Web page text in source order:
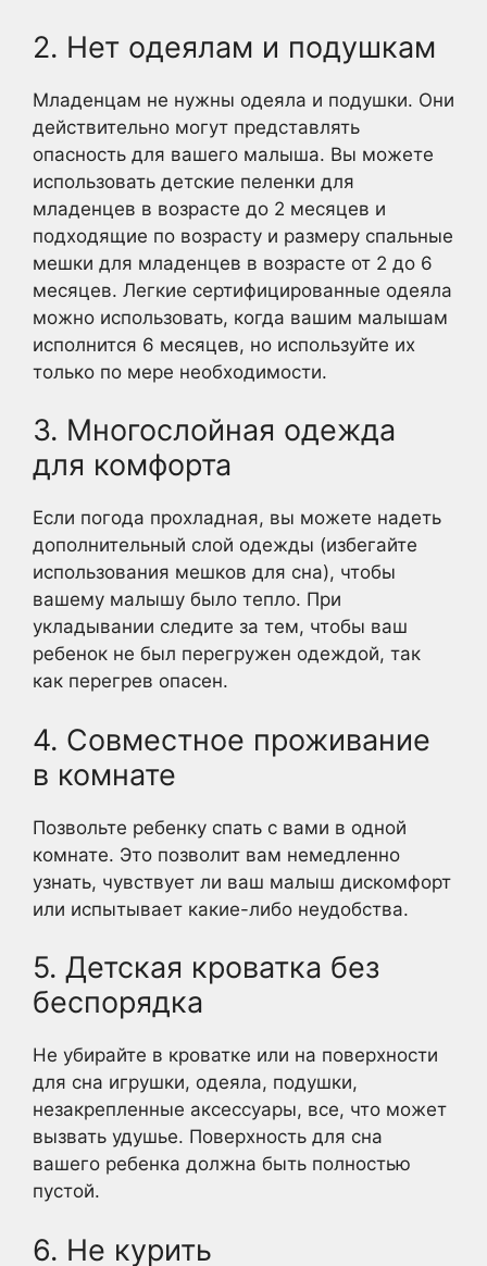
2. Нет одеялам и подушкам
Младенцам не нужны одеяла и подушки. Они
действительно могут представлять
опасность для вашего малыша. Вы можете
использовать детские пеленки для
младенцев в возрасте до 2 месяцев и
подходящие по возрасту и размеру спальные
мешки для младенцев в возрасте от 2 до 6
месяцев. Легкие сертифицированные одеяла
можно использовать, когда вашим малышам
исполнится 6 месяцев, но используйте их
только по мере необходимости.
3. Многослойная одежда
для комфорта
Если погода прохладная, вы можете надеть
дополнительный слой одежды (избегайте
использования мешков для сна), чтобы
вашему малышу было тепло. При
укладывании следите за тем, чтобы ваш
ребенок не был перегружен одеждой, так
как перегрев опасен.
4. Совместное проживание
в комнате
Позвольте ребенку спать с вами в одной
комнате. Это позволит вам немедленно
узнать, чувствует ли ваш малыш дискомфорт
или испытывает какие-либо неудобства.
5. Детская кроватка без
беспорядка
Не убирайте в кроватке или на поверхности
для сна игрушки, одеяла, подушки,
незакрепленные аксессуары, все, что может
вызвать удушье. Поверхность для сна
вашего ребенка должна быть полностью
пустой.
6. Не курить